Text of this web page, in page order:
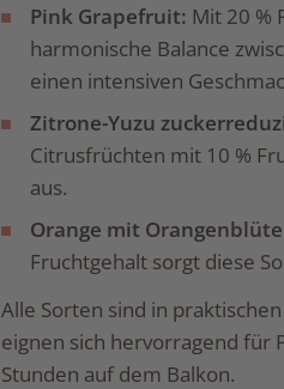
Pink Grapefruit: Mit 20 %
harmonische Balance
einen intensiven
Zitrone-Yuzu
Citrusfrüchten mit 10 %
aus.
Orange mit
Fruchtgehalt sorgt diese
Alle Sorten sind in
eignen sich hervorragend für
Stunden auf dem Balkon.